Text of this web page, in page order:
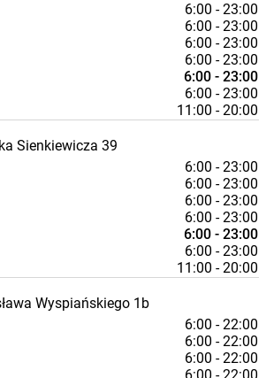
6:00 - 23:00
6:00 - 23:00
6:00 - 23:00
6:00 - 23:00
6:00 - 23:00
6:00 - 23:00
11:00 - 20:00
Sienkiewicza 39
6:00 - 23:00
6:00 - 23:00
6:00 - 23:00
6:00 - 23:00
6:00 - 23:00
6:00 - 23:00
11:00 - 20:00
Wyspiańskiego 1b
6:00 - 22:00
6:00 - 22:00
6:00 - 22:00